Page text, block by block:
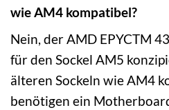
wie AM4 kompatibel?
Nein, der AMD EPYCTM
für den Sockel AM5
älteren Sockeln wie AM4
benötigen ein